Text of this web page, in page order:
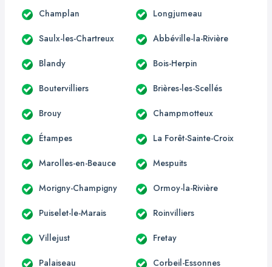
Champlan Longjumeau
Saulx-les-Chartreux Abbéville-la-Rivière
Blandy Bois-Herpin
Boutervilliers Brières-les-Scellés
Brouy Champmotteux
Étampes La Forêt-Sainte-Croix
Marolles-en-Beauce Mespuits
Morigny-Champigny Ormoy-la-Rivière
Puiselet-le-Marais Roinvilliers
Villejust Fretay
Palaiseau Corbeil-Essonnes